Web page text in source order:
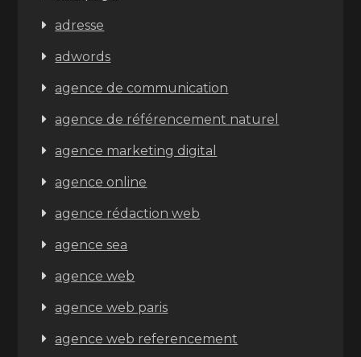
adresse
adwords
agence de communication
agence de référencement naturel
agence marketing digital
agence online
agence rédaction web
agence sea
agence web
agence web paris
agence web referencement